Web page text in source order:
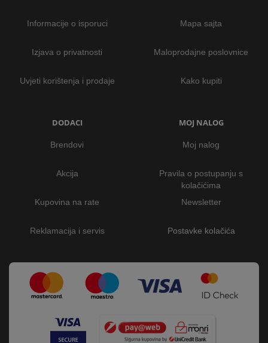
Informacije o isporuci
Izjava o privatnosti
Uvjeti korištenja i prodaje
Mapa sajta
Maloprodajne poslovnice
Kako kupiti
DODACI
Brendovi
Akcija
Kupovina na rate
Reklamacija i servis
MOJ NALOG
Moj nalog
Pravila o postupanju s
kolačićima
Newsletter
Postavke kolačića